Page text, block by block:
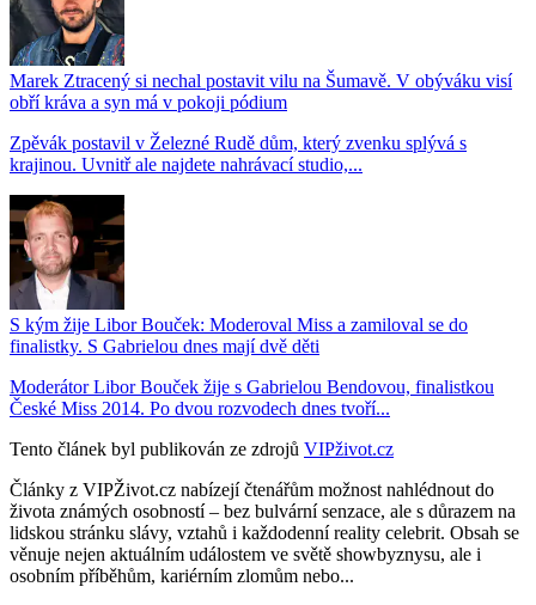
Marek Ztracený si nechal postavit vilu na Šumavě. V obýváku visí
obří kráva a syn má v pokoji pódium
Zpěvák postavil v Železné Rudě dům, který zvenku splývá s
krajinou. Uvnitř ale najdete nahrávací studio,...
S kým žije Libor Bouček: Moderoval Miss a zamiloval se do
finalistky. S Gabrielou dnes mají dvě děti
Moderátor Libor Bouček žije s Gabrielou Bendovou, finalistkou
České Miss 2014. Po dvou rozvodech dnes tvoří...
Tento článek byl publikován ze zdrojů VIPživot.cz
Články z VIPŽivot.cz nabízejí čtenářům možnost nahlédnout do
života známých osobností – bez bulvární senzace, ale s důrazem na
lidskou stránku slávy, vztahů i každodenní reality celebrit. Obsah se
věnuje nejen aktuálním událostem ve světě showbyznysu, ale i
osobním příběhům, kariérním zlomům nebo...